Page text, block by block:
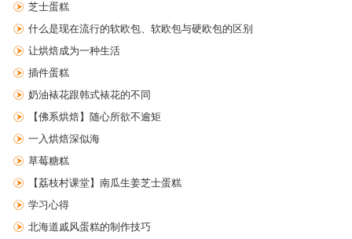
芝士蛋糕
什么是现在流行的软欧包、软欧包与硬欧包的区别
让烘焙成为一种生活
插件蛋糕
奶油裱花跟韩式裱花的不同
【佛系烘焙】随心所欲不逾矩
一入烘焙深似海
草莓糖糕
【荔枝村课堂】南瓜生姜芝士蛋糕
学习心得
北海道戚风蛋糕的制作技巧